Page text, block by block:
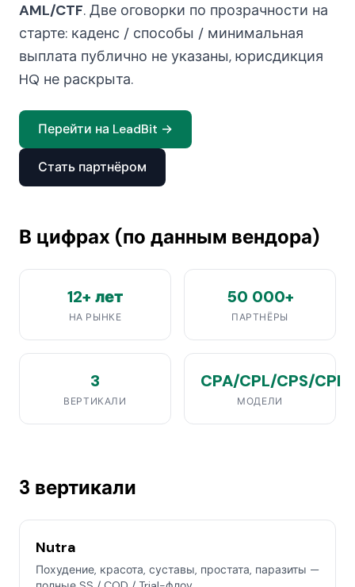
AML/CTF. Две оговорки по прозрачности на
старте: каденс / способы / минимальная
выплата публично не указаны, юрисдикция
HQ не раскрыта.
Перейти на LeadBit →
Стать партнёром
В цифрах (по данным вендора)
12+ лет
НА РЫНКЕ
50 000+
ПАРТНЁРЫ
3
ВЕРТИКАЛИ
CPA/CPL/CPS/CPI
МОДЕЛИ
3 вертикали
Nutra
Похудение, красота, суставы, простата, паразиты —